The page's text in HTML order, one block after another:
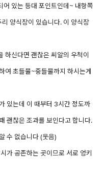
어 있는 등대 포인트인데~ 내항쪽
양식장이 있습니다. 이 양식장
하신다면 괜찮은 씨알의 우척이
여 초들물~중들물까지 하시는게
있는데 이 때부터 3시간 정도까
괜찮은 조과를 보인다고 합니다.
수 없습니다 (웃음)
가 공존하는 곳이므로 서로 엉키